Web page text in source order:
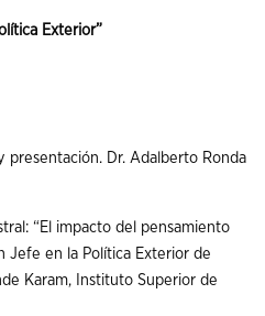
Exterior”
presentación. Dr. Adalberto Ronda
“El impacto del pensamiento
Jefe en la Política Exterior de
Karam, Instituto Superior de